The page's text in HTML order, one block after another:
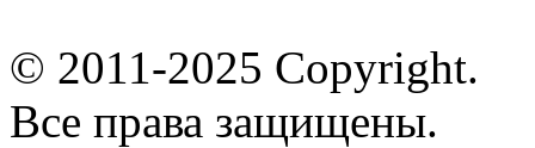
© 2011-2025 Copyright.
Все права защищены.